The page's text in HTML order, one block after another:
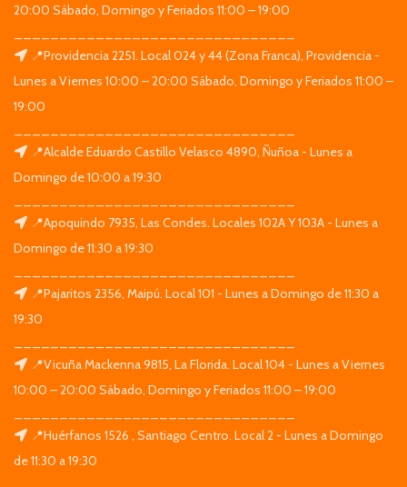
20:00 Sábado, Domingo y Feriados 11:00 – 19:00
📍Providencia 2251. Local 024 y 44 (Zona Franca), Providencia -
Lunes a Viernes 10:00 – 20:00 Sábado, Domingo y Feriados 11:00 –
19:00
📍Alcalde Eduardo Castillo Velasco 4890, Ñuñoa - Lunes a
Domingo de 10:00 a 19:30
📍Apoquindo 7935, Las Condes. Locales 102A Y 103A - Lunes a
Domingo de 11:30 a 19:30
📍Pajaritos 2356, Maipú. Local 101 - Lunes a Domingo de 11:30 a
19:30
📍Vicuña Mackenna 9815, La Florida. Local 104 - Lunes a Viernes
10:00 – 20:00 Sábado, Domingo y Feriados 11:00 – 19:00
📍Huérfanos 1526 , Santiago Centro. Local 2 - Lunes a Domingo
de 11:30 a 19:30